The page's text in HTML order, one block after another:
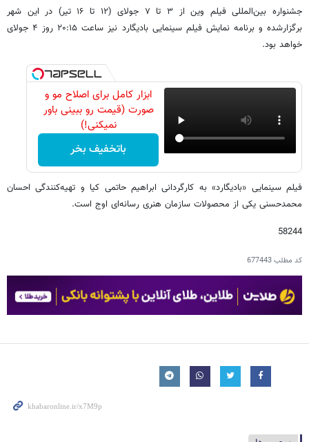
جشنواره بین‌المللی فیلم وین از ۳ تا ۷ جولای (۱۲ تا ۱۶ تیر) در این شهر
برگزارشده و برنامه نمایش فیلم سینمایی بادیگارد نیز ساعت ۲۰:۱۵ روز ۴ جولای
خواهد بود.
ابزار کامل برای اصلاح مو و
صورت (قیمت رو ببینی باور
نمیکنی!)
باتخفیف بخر
فیلم سینمایی «بادیگارد» به کارگردانی ابراهیم حاتمی کیا و تهیه‌کنندگی احسان
محمدحسنی یکی از محصولات سازمان هنری رسانه‌ای اوج است.
58244
کد مطلب677443